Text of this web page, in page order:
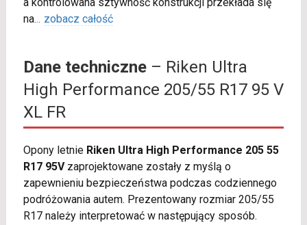
na... zobacz całość
Dane techniczne– Riken Ultra
High Performance 205/55 R17 95 V
XL FR
Opony letnie Riken Ultra High Performance 205 55
R17 95Vzaprojektowane zostały z myślą o
zapewnieniu bezpieczeństwa podczas codziennego
podróżowania autem. Prezentowany rozmiar 205/55
R17 należy interpretować w następujący sposób.